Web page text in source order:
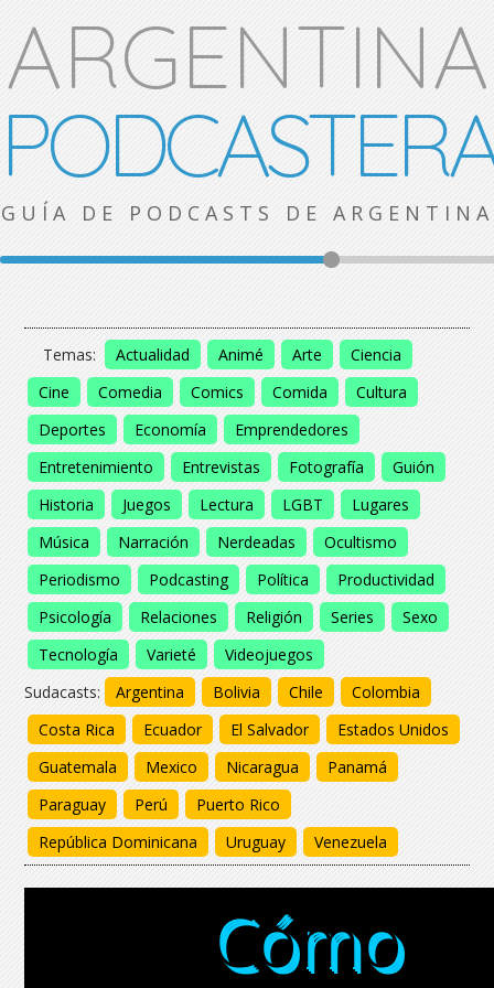
ARGENTINA
GUÍA DE PODCASTS DE ARGENTINA
Temas: Actualidad Animé Arte
Ciencia
Cine
Comedia Comics Comida
Cultura
Deportes
Economía
Emprendedores
Entretenimiento
Entrevistas Fotografía
Guión
Historia
Juegos Lectura LGBT
Lugares
Música
Narración Nerdeadas
Ocultismo
Periodismo
Podcasting Política
Productividad
Psicología
Relaciones Religión Series
Sexo
Tecnología
Varieté
Videojuegos
Sudacasts:
Argentina Bolivia Chile
Colombia
Costa Rica
Ecuador El Salvador
Estados Unidos
Guatemala
Mexico Nicaragua
Panamá
Paraguay
Perú
Puerto Rico
República Dominicana
Uruguay Venezuela
Cómo
Cómo
Cómo
Cómo